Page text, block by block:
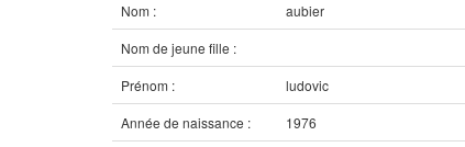
Nom :
aubier
Nom de jeune fille :
Prénom :
ludovic
Année de naissance :
1976